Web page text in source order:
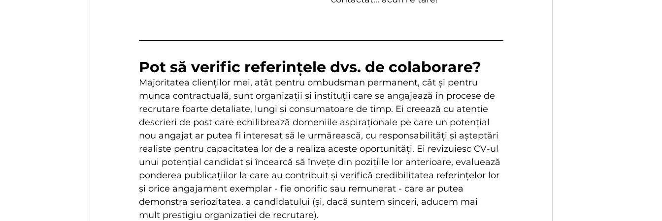
Pot să verific referințele dvs. de colaborare?
Majoritatea clienților mei, atât pentru ombudsman permanent, cât și pentru
munca contractuală, sunt organizații și instituții care se angajează în procese de
recrutare foarte detaliate, lungi și consumatoare de timp. Ei creează cu atenție
descrieri de post care echilibrează domeniile aspiraționale pe care un potențial
nou angajat ar putea fi interesat să le urmărească, cu responsabilități și așteptări
realiste pentru capacitatea lor de a realiza aceste oportunități. Ei revizuiesc CV-ul
unui potențial candidat și încearcă să învețe din pozițiile lor anterioare, evaluează
ponderea publicațiilor la care au contribuit și verifică credibilitatea referințelor lor
și orice angajament exemplar - fie onorific sau remunerat - care ar putea
demonstra seriozitatea. a candidatului (și, dacă suntem sinceri, aducem mai
mult prestigiu organizației de recrutare).